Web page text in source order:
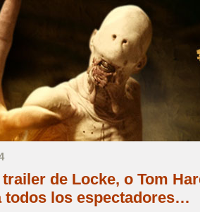
de Locke, o Tom
todos los espectadores…